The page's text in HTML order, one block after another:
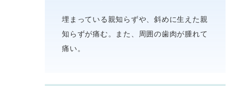
埋まっている親知らずや、斜めに生えた親
知らずが痛む。また、周囲の歯肉が腫れて
痛い。